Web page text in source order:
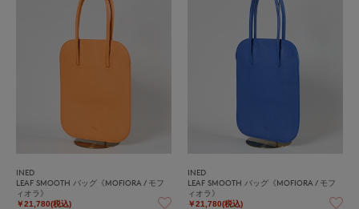
INED
LEAF SMOOTH バッグ《MOFIORA / モフ
ィオラ》
￥21,780(税込)
INED
LEAF SMOOTH バッグ《MOFIORA / モフ
ィオラ》
￥21,780(税込)